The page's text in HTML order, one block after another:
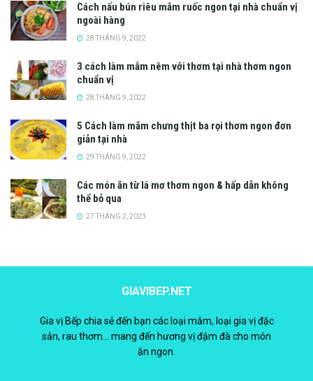
Cách nấu bún riêu mắm ruốc ngon tại nhà chuẩn vị
ngoài hàng
28 THÁNG 9, 2022
3 cách làm mắm nêm với thơm tại nhà thơm ngon
chuẩn vị
28 THÁNG 9, 2022
5 Cách làm mắm chưng thịt ba rọi thơm ngon đơn
giản tại nhà
29 THÁNG 9, 2022
Các món ăn từ lá mơ thơm ngon & hấp dẫn không
thể bỏ qua
27 THÁNG 2, 2023
GIAVIBEP.NET
Gia vị Bếp chia sẻ đến bạn các loại mắm, loại gia vị đặc
sản, rau thơm... mang đến hương vị đậm đà cho món
ăn ngon.